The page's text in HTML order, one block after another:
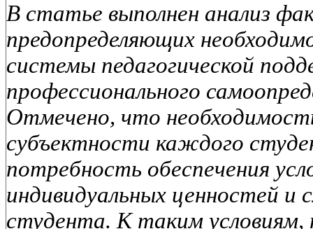
В статье выполнен анализ
предопределяющих
системы педагогической
профессионального
Отмечено, что
субъектности каждого
потребность обеспечения
индивидуальных ценностей и
студента. К таким